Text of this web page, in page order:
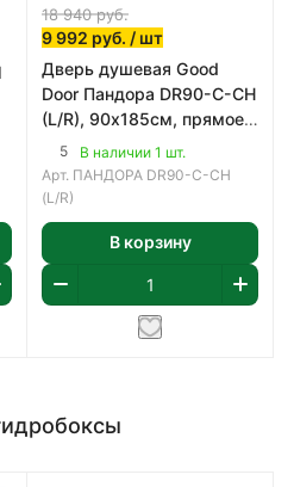
18 940руб.
9 992 руб. / шт
Дверь душевая Good
Door Пандора DR90-С-СH
(L/R), 90х185см, прямое,
профиль хром, стекло
прозрачное 6
5
В наличии 1 шт.
Арт. ПАНДОРА DR90-С-СH
(L/R)
В корзину